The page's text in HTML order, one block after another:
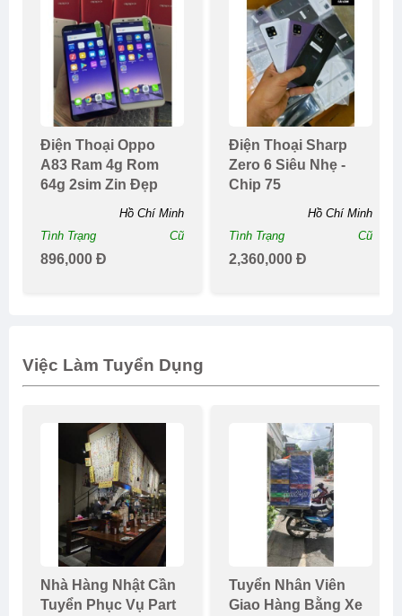
Điện Thoại Oppo
A83 Ram 4g Rom
64g 2sim Zin Đẹp
Hồ Chí Minh
Tình Trạng
Cũ
896,000 Đ
Điện Thoại Sharp
Zero 6 Siêu Nhẹ -
Chip 75
Hồ Chí Minh
Tình Trạng
Cũ
2,360,000 Đ
Việc Làm Tuyển Dụng
Nhà Hàng Nhật Cần
Tuyển Phục Vụ Part
Tuyển Nhân Viên
Giao Hàng Bằng Xe